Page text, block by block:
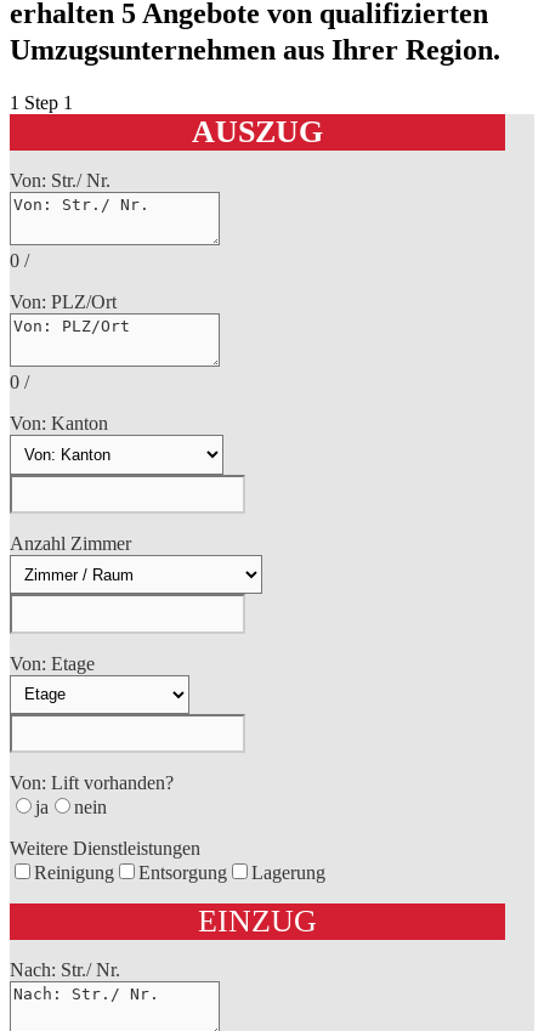
erhalten 5 Angebote von qualifizierten
Umzugsunternehmen aus Ihrer Region.
1 Step 1
AUSZUG
Von: Str./ Nr.
0 /
Von: PLZ/Ort
0 /
Von: Kanton
Anzahl Zimmer
Von: Etage
Von: Lift vorhanden?
ja
nein
Weitere Dienstleistungen
Reinigung
Entsorgung Lagerung
EINZUG
Nach: Str./ Nr.